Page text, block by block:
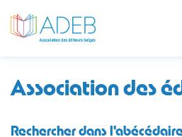
Association des
Rechercher dans l'abécédaire